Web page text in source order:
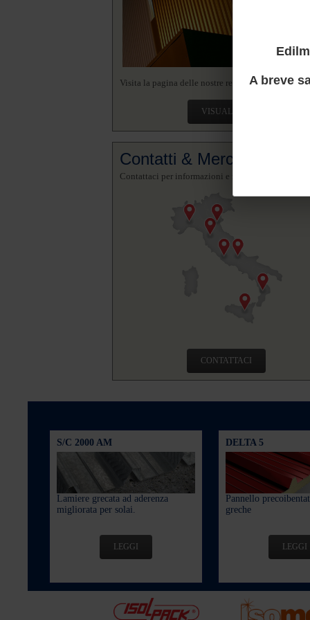
Visita la pagina delle nostre realizzazioni.
VISUALIZZA
Contatti & Mercato
Contattaci per informazioni e richieste.
CONTATTACI
S/C 2000 AM
Lamiere grecata ad aderenza
migliorata per solai.
LEGGI
DELTA 5
Pannello
greche
LEGGI
A breve